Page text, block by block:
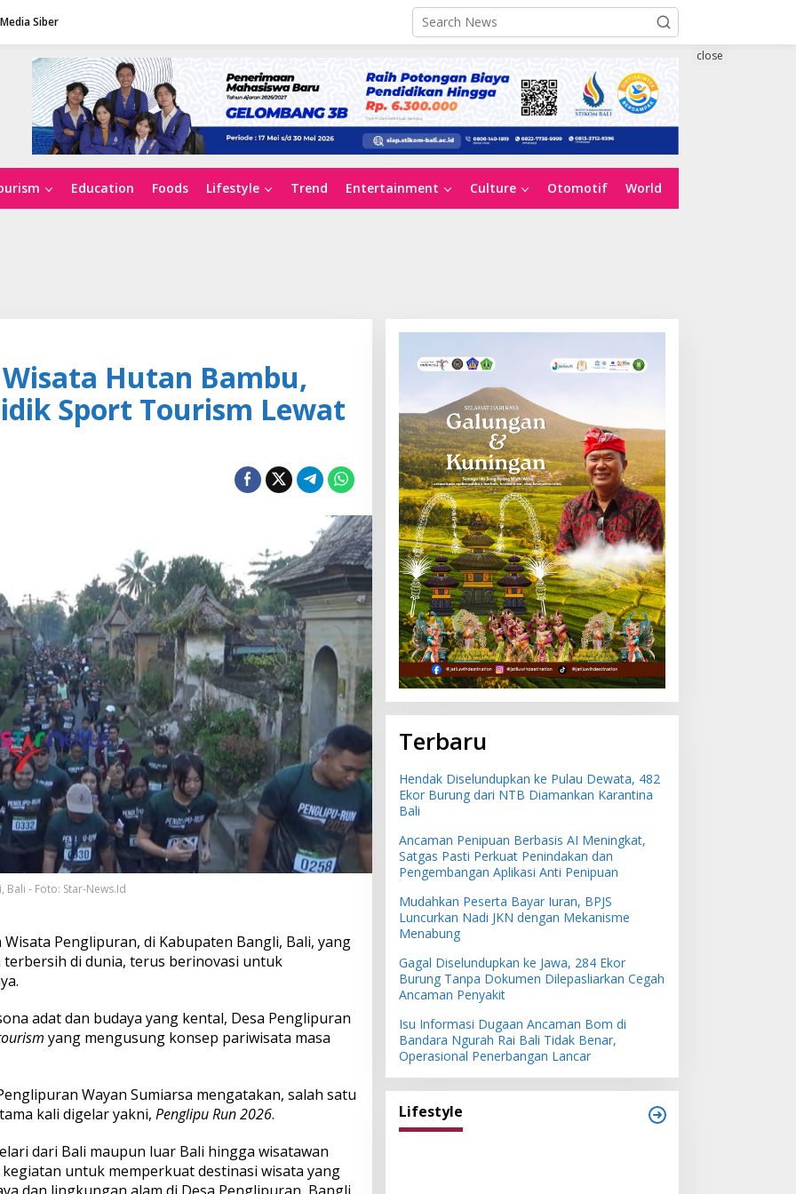
Siber
Education Foods Lifestyle Trend Entertainment Culture Otomotif World
close
Hutan Bambu,
Sport Tourism Lewat
Bali - Foto: Star-News.Id
Wisata Penglipuran, di Kabupaten Bangli, Bali, yang
terbersih di dunia, terus berinovasi untuk
adat dan budaya yang kental, Desa Penglipuran
yang mengusung konsep pariwisata masa
Wayan Sumiarsa mengatakan, salah satu
kali digelar yakni, Penglipu Run 2026.
dari Bali maupun luar Bali hingga wisatawan
untuk memperkuat destinasi wisata yang
Terbaru
Hendak Diselundupkan ke Pulau Dewata, 482
Ekor Burung dari NTB Diamankan Karantina
Bali
Ancaman Penipuan Berbasis AI Meningkat,
Satgas Pasti Perkuat Penindakan dan
Pengembangan Aplikasi Anti Penipuan
Mudahkan Peserta Bayar Iuran, BPJS
Luncurkan Nadi JKN dengan Mekanisme
Menabung
Gagal Diselundupkan ke Jawa, 284 Ekor
Burung Tanpa Dokumen Dilepasliarkan Cegah
Ancaman Penyakit
Isu Informasi Dugaan Ancaman Bom di
Bandara Ngurah Rai Bali Tidak Benar,
Operasional Penerbangan Lancar
Lifestyle